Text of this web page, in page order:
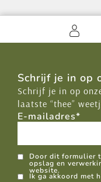
Schrijf je in op
Schrijf je in op
laatste “thee”
E-mailadres*
GDPRDoor dit formulier
opslag en
website.
Ik ga akkoord met